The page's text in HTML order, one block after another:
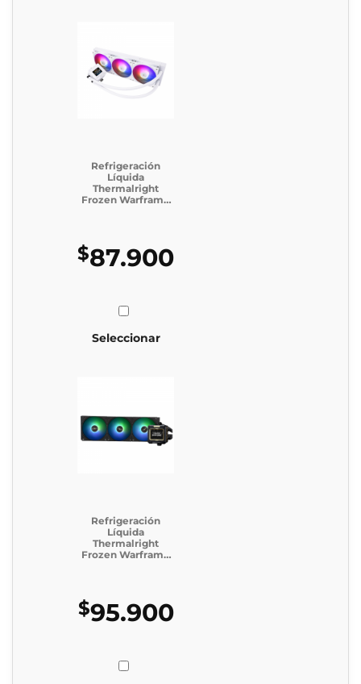
Refrigeración
Líquida
Thermalright
Frozen Warframe
$87.900
Seleccionar
Refrigeración
Líquida
Thermalright
Frozen Warframe
$95.900